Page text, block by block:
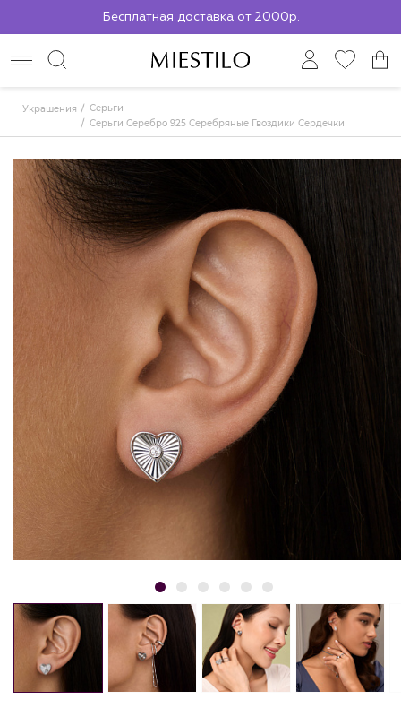
Бесплатная доставка от 2000р.
По всей России до ПВЗ СДЭК
Украшения
Серьги
Серьги Серебро 925 Серебряные Гвоздики Сердечки